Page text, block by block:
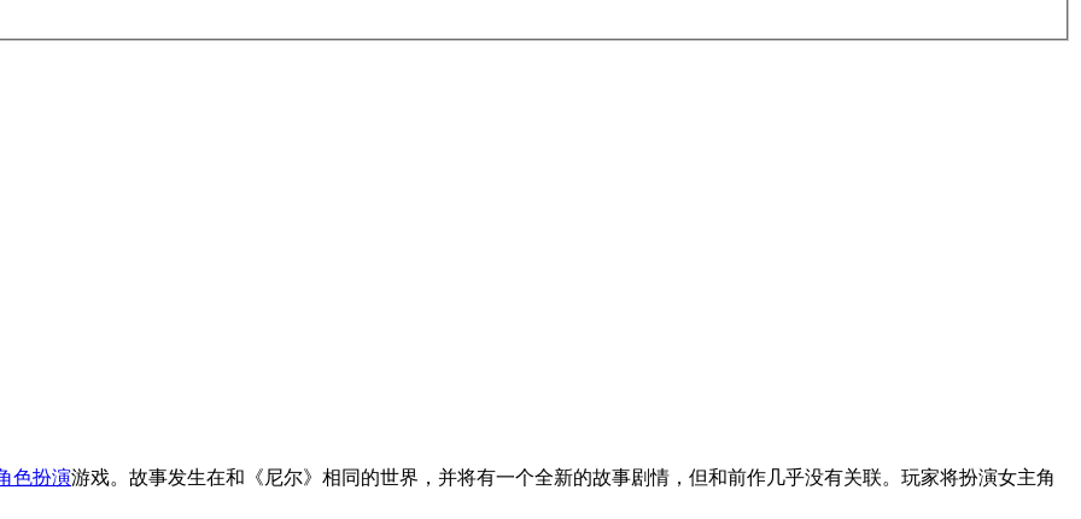
色扮演游戏。故事发生在和《尼尔》相同的世界，并将有一个全新的故事剧情，但和前作几乎没有关联。玩家将扮演女主角